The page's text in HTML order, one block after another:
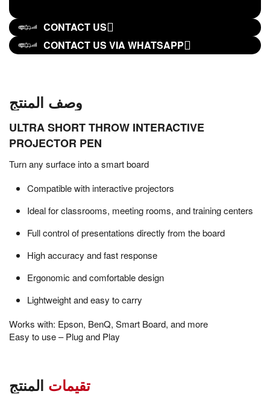
CONTACT US
CONTACT US VIA WHATSAPP
وصف المنتج
ULTRA SHORT THROW INTERACTIVE
PROJECTOR PEN
Turn any surface into a smart board
Compatible with interactive projectors
Ideal for classrooms, meeting rooms, and training centers
Full control of presentations directly from the board
High accuracy and fast response
Ergonomic and comfortable design
Lightweight and easy to carry
Works with: Epson, BenQ, Smart Board, and more
Easy to use – Plug and Play
تقيمات المنتج